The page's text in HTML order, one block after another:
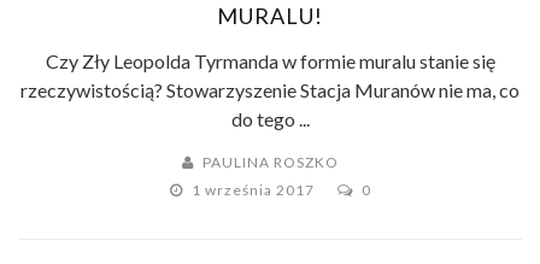
MURALU!
Czy Zły Leopolda Tyrmanda w formie muralu stanie się
rzeczywistością? Stowarzyszenie Stacja Muranów nie ma, co
do tego ...
PAULINA ROSZKO
1 września 2017
0